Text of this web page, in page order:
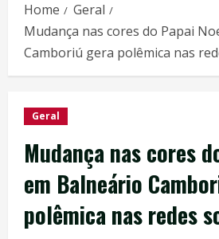
Home
Geral
Mudança nas cores do Papai
Camboriú gera polêmica nas
Geral
Mudança nas cores
em Balneário
polêmica nas redes